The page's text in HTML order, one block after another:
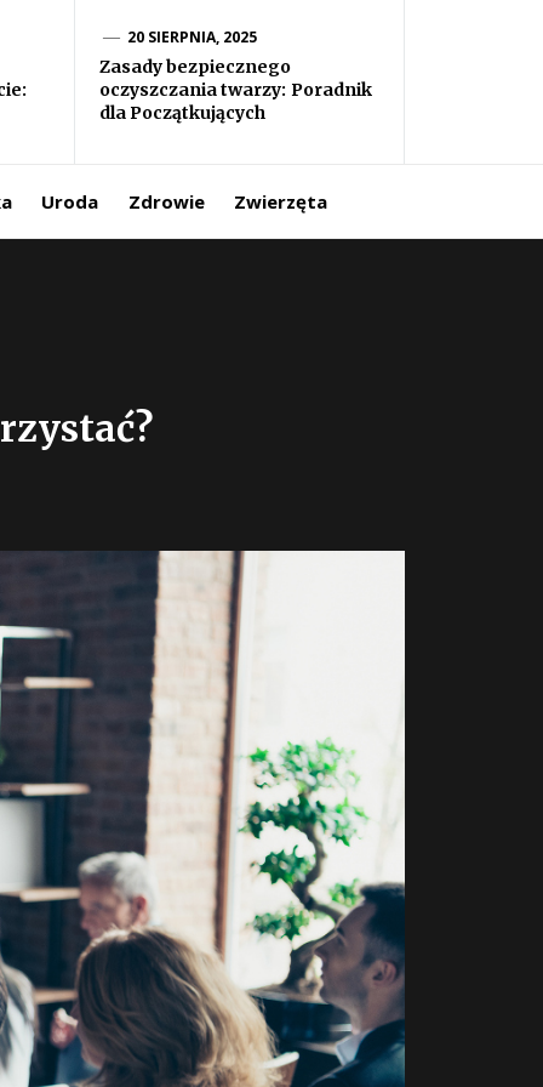
20 SIERPNIA, 2025
Zasady bezpiecznego
oczyszczania twarzy: Poradnik
dla Początkujących
Uroda Zdrowie Zwierzęta